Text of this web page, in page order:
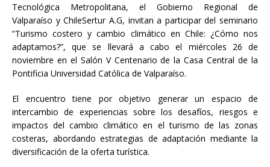
Tecnológica Metropolitana, el Gobierno Regional de
Valparaíso y ChileSertur A.G, invitan a participar del seminario
“Turismo costero y cambio climático en Chile: ¿Cómo nos
adaptamos?”, que se llevará a cabo el miércoles 26 de
noviembre en el Salón V Centenario de la Casa Central de la
Pontificia Universidad Católica de Valparaíso.
El encuentro tiene por objetivo generar un espacio de
intercambio de experiencias sobre los desafíos, riesgos e
impactos del cambio climático en el turismo de las zonas
costeras, abordando estrategias de adaptación mediante la
diversificación de la oferta turística.